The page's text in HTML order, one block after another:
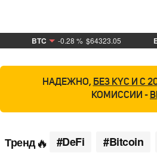
BTC -0.28 % $64323.05
НАДЕЖНО, БЕЗ KYC И С
КОМИССИИ -
Тренд #DeFi #Bitcoin